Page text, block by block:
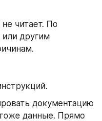
читает. По
другим
документацию
данные. Прямо